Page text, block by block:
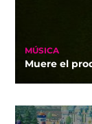
MÚSICA
Muere el